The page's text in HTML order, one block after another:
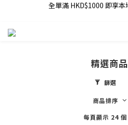
全單滿 HKD$1000 即享
精選商品
篩選
商品排序
每頁顯示 24 個